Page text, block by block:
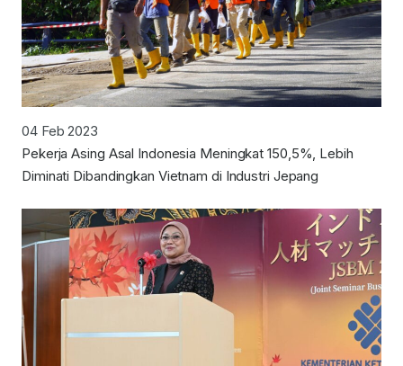
04 Feb 2023
Pekerja Asing Asal Indonesia Meningkat 150,5%, Lebih
Diminati Dibandingkan Vietnam di Industri Jepang